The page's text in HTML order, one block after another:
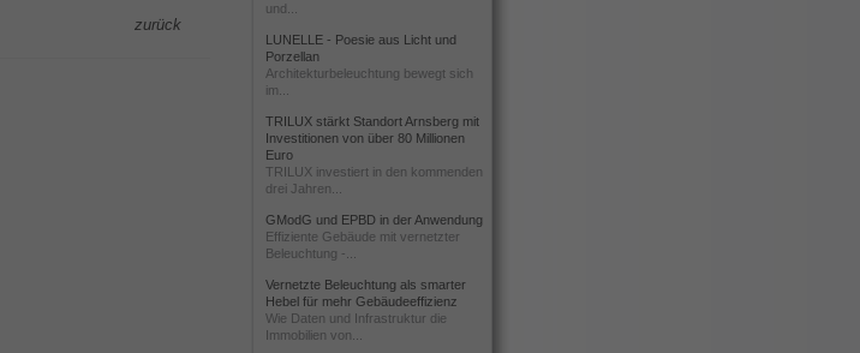
zurück
und...
LUNELLE - Poesie aus Licht und
Porzellan
Architekturbeleuchtung bewegt sich
im...
TRILUX stärkt Standort Arnsberg mit
Investitionen von über 80 Millionen
Euro
TRILUX investiert in den kommenden
drei Jahren...
GModG und EPBD in der Anwendung
Effiziente Gebäude mit vernetzter
Beleuchtung -...
Vernetzte Beleuchtung als smarter
Hebel für mehr Gebäudeeffizienz
Wie Daten und Infrastruktur die
Immobilien von...